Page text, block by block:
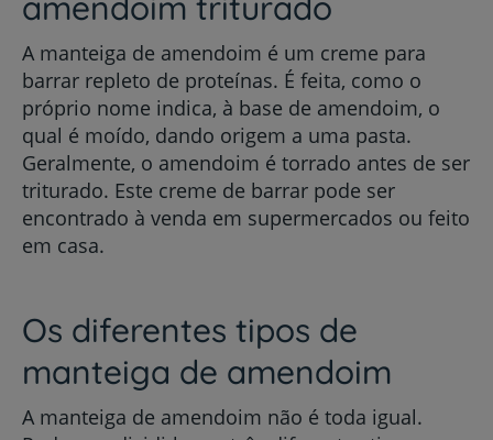
A manteiga de amendoim é um creme para
barrar repleto de proteínas. É feita, como o
próprio nome indica, à base de amendoim, o
qual é moído, dando origem a uma pasta.
Geralmente, o amendoim é torrado antes de ser
triturado. Este creme de barrar pode ser
encontrado à venda em supermercados ou feito
em casa.
Os diferentes tipos de
manteiga de amendoim
A manteiga de amendoim não é toda igual.